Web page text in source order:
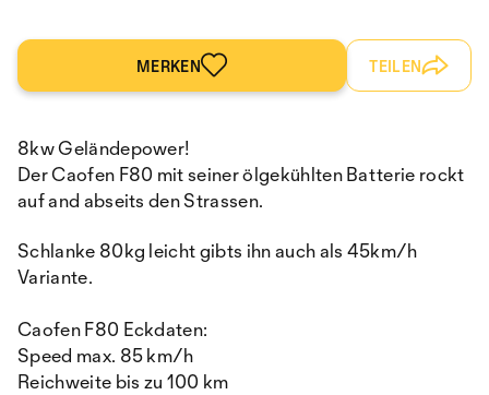
MERKEN TEILEN
8kw Geländepower!
Der Caofen F80 mit seiner ölgekühlten Batterie rockt
auf and abseits den Strassen.
Schlanke 80kg leicht gibts ihn auch als 45km/h
Variante.
Caofen F80 Eckdaten:
Speed max. 85 km/h
Reichweite bis zu 100 km